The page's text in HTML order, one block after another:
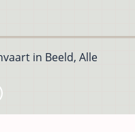
in Beeld, Alle